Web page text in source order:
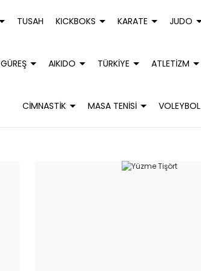
TUSAH KICKBOKS KARATE JUDO
GÜREŞ AIKIDO TÜRKİYE ATLETİZM
CİMNASTİK MASA TENİSİ VOLEYBOL